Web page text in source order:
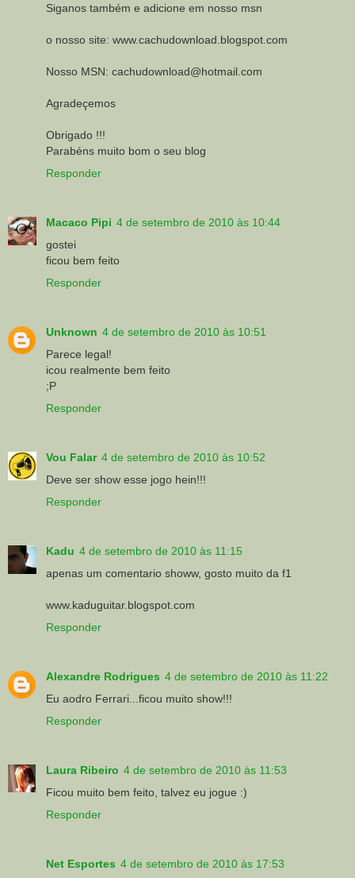
Siganos também e adicione em nosso msn
o nosso site: www.cachudownload.blogspot.com
Nosso MSN: cachudownload@hotmail.com
Agradeçemos
Obrigado !!!
Parabéns muito bom o seu blog
Responder
Macaco Pipi 4 de setembro de 2010 às 10:44
gostei
ficou bem feito
Responder
Unknown 4 de setembro de 2010 às 10:51
Parece legal!
icou realmente bem feito
;P
Responder
Vou Falar 4 de setembro de 2010 às 10:52
Deve ser show esse jogo hein!!!
Responder
Kadu 4 de setembro de 2010 às 11:15
apenas um comentario showw, gosto muito da f1
www.kaduguitar.blogspot.com
Responder
Alexandre Rodrigues 4 de setembro de 2010 às 11:22
Eu aodro Ferrari...ficou muito show!!!
Responder
Laura Ribeiro 4 de setembro de 2010 às 11:53
Ficou muito bem feito, talvez eu jogue :)
Responder
Net Esportes 4 de setembro de 2010 às 17:53